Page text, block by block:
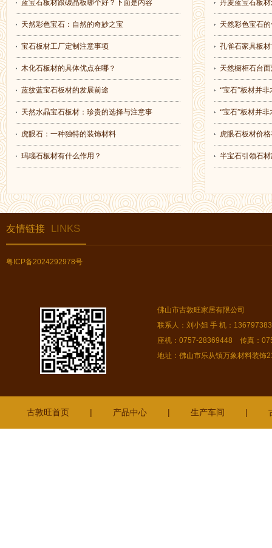
蓝宝石板材跟碳晶板哪个好？下面是内容
天然彩色宝石：自然的奇妙之宝
宝石板材工厂定制注意事项
木化石板材的具体优点在哪？
蓝纹蓝宝石板材的发展前途
天然水晶宝石板材：珍贵的选择与注意事
虎眼石：一种独特的装饰材料
玛瑙石板材有什么作用？
丹麦蓝宝石板
天然彩色宝石
孔雀石家具板
天然橱柜石台
“宝石”板材并非
“宝石”板材并非
虎眼石板材价
半宝石引领石
友情链接 LINKS
粤ICP备2024292978号
佛山市古敦旺家居有限公司
联系人：刘小姐 手 机：
座机：0757-28369448 传真：
地址：佛山市乐从镇万象材料装饰
古敦旺首页 | 产品中心 | 生产车间 |